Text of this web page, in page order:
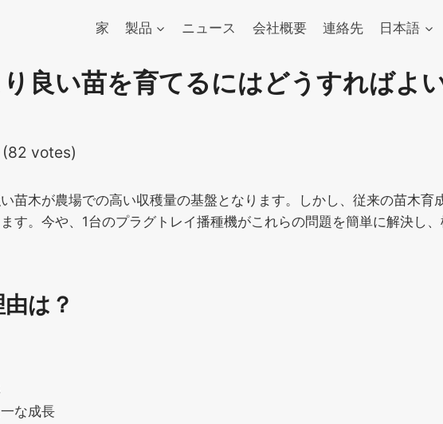
家 製品 ニュース 会社概要 連絡先 日本語
良い苗を育てるにはどうすればよ
votes)
苗木が農場での高い収穫量の基盤となります。しかし、従来の苗木
す。今や、1台のプラグトレイ播種機がこれらの問題を簡単に解決し
は？
な成長